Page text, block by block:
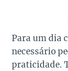
Para um dia
necessário
praticidade.